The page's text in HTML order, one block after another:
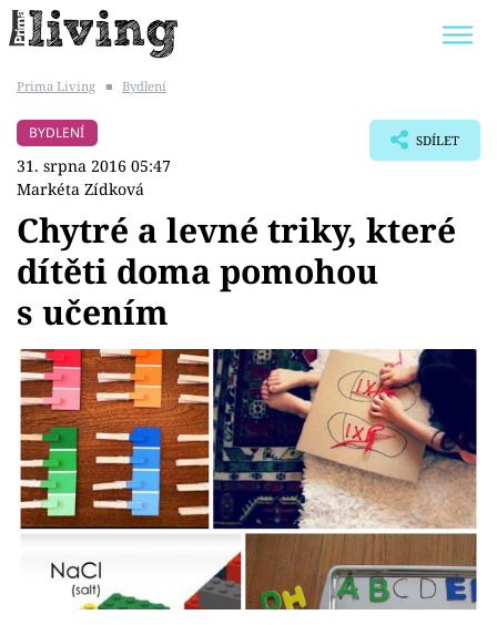
BYDLENÍ SLAVNÝCH
Témata
Bydlení
Zahrada
Design
Sledujte prima+
Přihlášení
Prima Living ■ Bydlení
BYDLENÍ
31. srpna 2016 05:47
Markéta Zídková
SDÍLET
Chytré a levné triky, které
dítěti doma pomohou
s učením